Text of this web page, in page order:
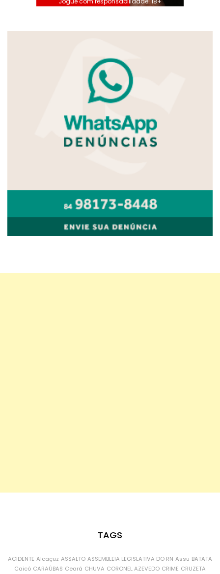
TAGS
ACIDENTE Alcaçuz ASSALTO ASSEMBLEIA LEGISLATIVA DO RN Assu BATATA
Caicó CARAÚBAS Ceará CHUVA CORONEL AZEVEDO CRIME CRUZETA